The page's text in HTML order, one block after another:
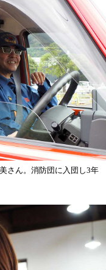
さん。消防団に入団し3年